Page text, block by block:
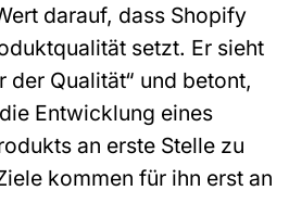
darauf, dass Shopify
setzt. Er sieht
der Qualität“ und betont,
Entwicklung eines
an erste Stelle zu
kommen für ihn erst an